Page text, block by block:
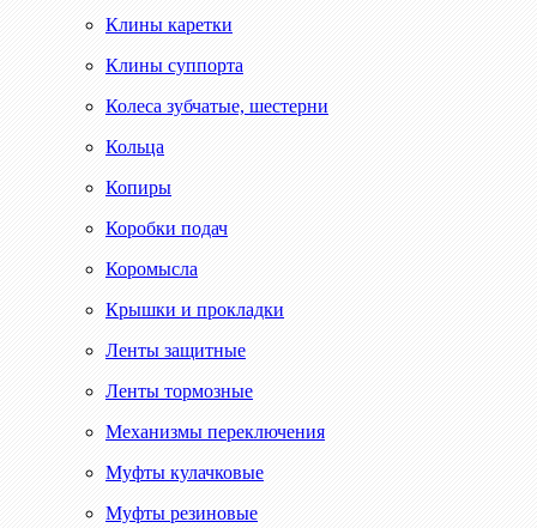
Клины каретки
Клины суппорта
Колеса зубчатые, шестерни
Кольца
Копиры
Коробки подач
Коромысла
Крышки и прокладки
Ленты защитные
Ленты тормозные
Механизмы переключения
Муфты кулачковые
Муфты резиновые